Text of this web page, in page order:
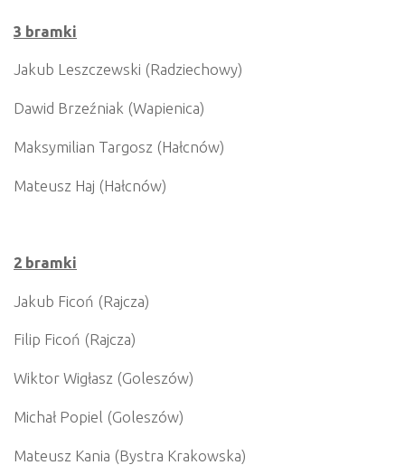
3 bramki
Jakub Leszczewski (Radziechowy)
Dawid Brzeźniak (Wapienica)
Maksymilian Targosz (Hałcnów)
Mateusz Haj (Hałcnów)
2 bramki
Jakub Ficoń (Rajcza)
Filip Ficoń (Rajcza)
Wiktor Wigłasz (Goleszów)
Michał Popiel (Goleszów)
Mateusz Kania (Bystra Krakowska)